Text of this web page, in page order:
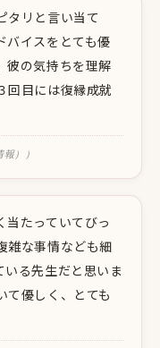
タリと言い当て
バイスをとても優
彼の気持ちを理解
回目には復縁成就
））
当たっていてびっ
雑な事情なども細
る先生だと思いま
て優しく、とても